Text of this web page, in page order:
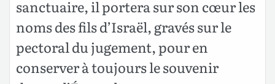
sanctuaire, il portera sur son cœur les
noms des fils d’Israël, gravés sur le
pectoral du jugement, pour en
conserver à toujours le souvenir